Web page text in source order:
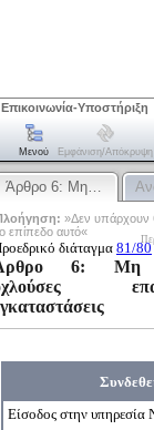
Επικοινωνία-Υποστήριξη
Μενού Εμφάνιση/απόκρυψη
Άρθρο 6: Μη…